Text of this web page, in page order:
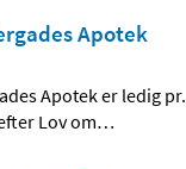
Apotek
Apotek er ledig pr.
Lov om…